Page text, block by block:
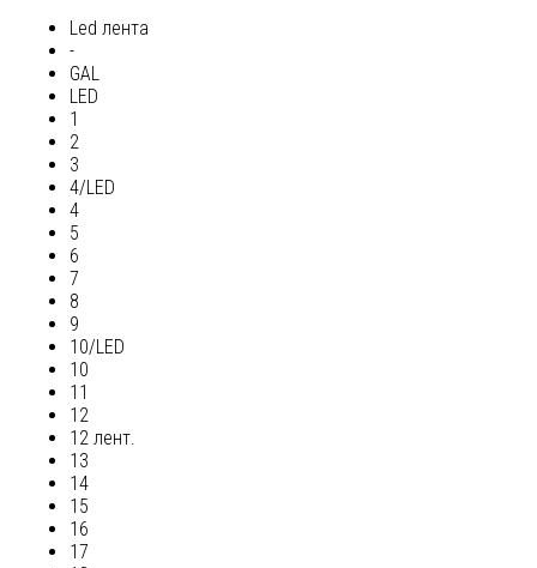
Led лента
-
GAL
LED
1
2
3
4/LED
4
5
6
7
8
9
10/LED
10
11
12
12 лент.
13
14
15
16
17